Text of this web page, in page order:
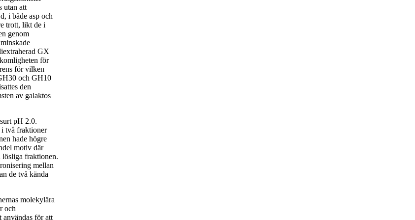
utan att
i både asp och
trott, likt de i
genom
GX
för
för vilken
och GH10
den
av galaktos
pH 2.0.
två fraktioner
hade högre
motiv där
lösliga fraktionen.
mellan
de två kända
molekylära
och
för att